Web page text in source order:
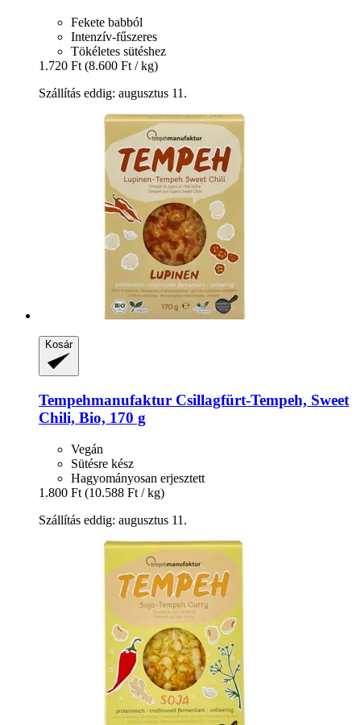
Fekete babból
Intenzív-fűszeres
Tökéletes sütéshez
1.720 Ft (8.600 Ft / kg)
Szállítás eddig: augusztus 11.
Kosár
Tempehmanufaktur Csillagfürt-​​Tempeh, Sweet
Chili, Bio, 170 g
Vegán
Sütésre kész
Hagyományosan erjesztett
1.800 Ft (10.588 Ft / kg)
Szállítás eddig: augusztus 11.